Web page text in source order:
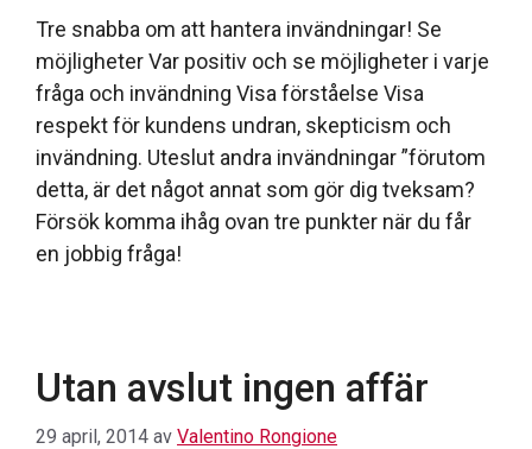
Tre snabba om att hantera invändningar! Se
möjligheter Var positiv och se möjligheter i varje
fråga och invändning Visa förståelse Visa
respekt för kundens undran, skepticism och
invändning. Uteslut andra invändningar ”förutom
detta, är det något annat som gör dig tveksam?
Försök komma ihåg ovan tre punkter när du får
en jobbig fråga!
Utan avslut ingen affär
29 april, 2014 av Valentino Rongione